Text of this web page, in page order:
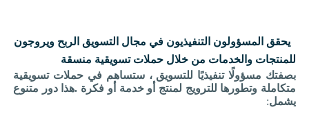
يحقق المسؤولون التنفيذيون في مجال التسويق الربح ويروجون
للمنتجات والخدمات من خلال حملات تسويقية منسقة
بصفتك مسؤولًا تنفيذيًا للتسويق ، ستساهم في حملات تسويقية
متكاملة وتطورها للترويج لمنتج أو خدمة أو فكرة .هذا دور متنوع
يشمل: